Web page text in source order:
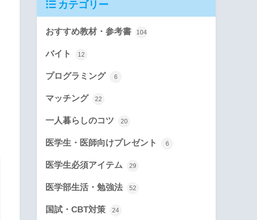
カテゴリー
おすすめ教材・参考書 104
バイト 12
プログラミング 6
マッチング 22
一人暮らしのコツ 20
医学生・医師向けプレゼント 6
医学生必須アイテム 29
医学部生活・勉強法 52
国試・CBT対策 24